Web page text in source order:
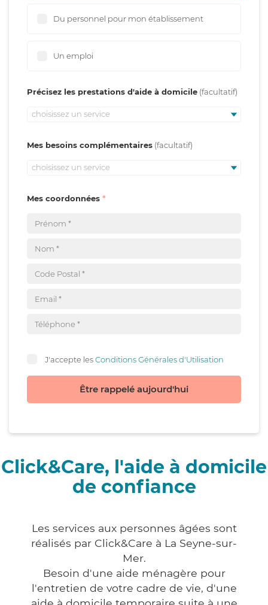
Du personnel pour mon établissement
Un emploi
Précisez les prestations d'aide à domicile
choisissez un service
Mes besoins complémentaires
choisissez un service
Mes coordonnées
J'accepte lesConditions Générales d'Utilisation
Être rappelé aujourd'hui
Click&Care, l'aide à domicile
de confiance
Les services aux personnes âgées sont
réalisés par Click&Care à La Seyne-sur-
Mer.
Besoin d'une aide ménagère pour
l'entretien de votre cadre de vie, d'une